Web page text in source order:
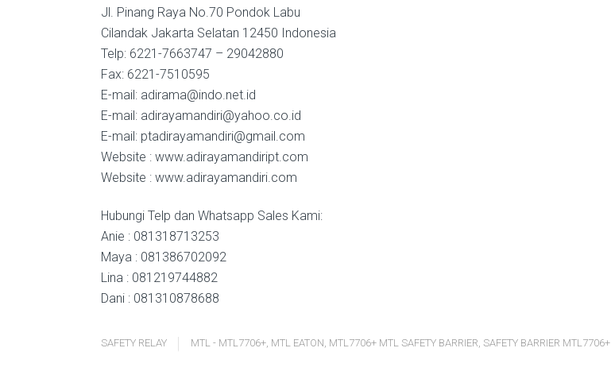
Jl. Pinang Raya No.70 Pondok Labu
Cilandak Jakarta Selatan 12450 Indonesia
Telp: 6221-7663747 – 29042880
Fax: 6221-7510595
E-mail: adirama@indo.net.id
E-mail: adirayamandiri@yahoo.co.id
E-mail: ptadirayamandiri@gmail.com
Website : www.adirayamandiript.com
Website : www.adirayamandiri.com
Hubungi Telp dan Whatsapp Sales Kami:
Anie : 081318713253
Maya : 081386702092
Lina : 081219744882
Dani : 081310878688
SAFETY RELAY MTL - MTL7706+, MTL EATON, MTL7706+ MTL SAFETY BARRIER, SAFETY BARRIER MTL7706+